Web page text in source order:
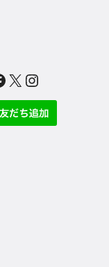
X Instagram